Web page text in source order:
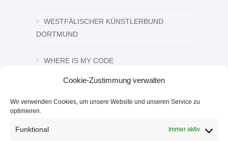
Cookie-Zustimmung verwalten
Wir verwenden Cookies, um unsere Website und unseren Service zu
optimieren.
Funktional Immer aktiv
WESTFÄLISCHER KÜNSTLERBUND
DORTMUND
WHERE IS MY CODE
ZEICHNUNG UND GRAFIK